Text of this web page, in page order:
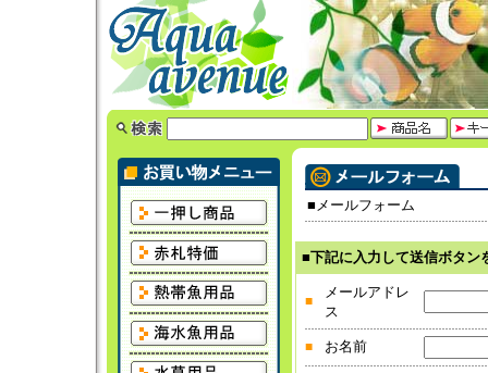
■メールフォーム
■下記に入力して送信ボタン
■
メールアドレ
ス
■ お名前